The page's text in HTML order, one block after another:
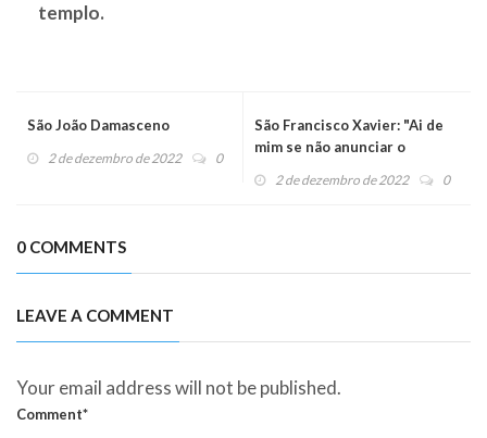
templo.
São João Damasceno
2 de dezembro de 2022 0
São Francisco Xavier: "Ai de
mim se não anunciar o
2 de dezembro de 2022 0
0 COMMENTS
LEAVE A COMMENT
Your email address will not be published.
Comment*